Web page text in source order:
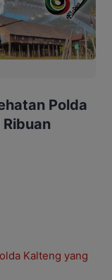
Polda